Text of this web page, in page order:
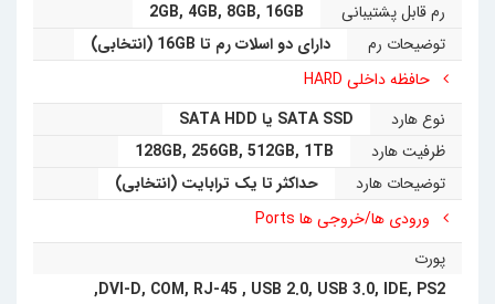
درنتیجه‌ی آن گواهی تأییدیه کیفیت و مصرف بهینه EPEAT®
گسترده و برای تمامی کاربری‌ها از جمله امور اداری و حتی
امور‌گرافیکی و انجام کار‌های طراحی تنظیم شده است. کلیه
ویندوز‌های ۶۴ بیتی و ۳۲ بیتی بر روی این تین کلاینت قابل
نصب هستند.
رم قابل پشتیبانی 2GB, 4GB, 8GB, 16GB
توضیحات رم
دارای دو اسلات رم تا 16GB (انتخابی)
حافظه داخلی HARD
نوع هارد
SATA SSD یا SATA HDD
ظرفیت هارد
128GB, 256GB, 512GB, 1TB
توضیحات هارد
حداکثر تا یک ترابایت (انتخابی)
ورودی ها/خروجی ها Ports
پورت
DVI-D, COM, RJ-45 , USB 2.0, USB 3.0, IDE, PS2
,